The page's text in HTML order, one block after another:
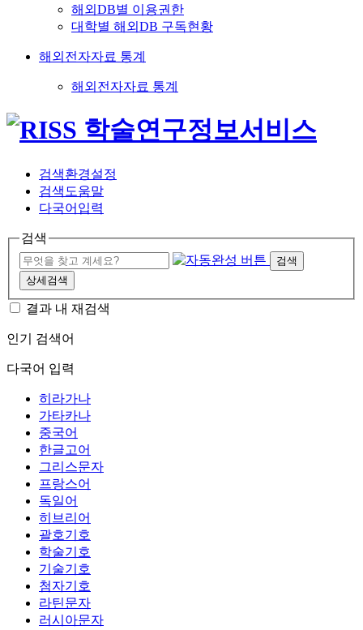
해외DB별 이용권한
대학별 해외DB 구독현황
해외전자자료 통계
해외전자자료 통계
검색환경설정
검색도움말
다국어입력
검색
검색
상세검색
결과 내 재검색
인기 검색어
다국어 입력
히라가나
가타카나
중국어
한글고어
그리스문자
프랑스어
독일어
히브리어
괄호기호
학술기호
기술기호
첨자기호
라틴문자
러시아문자